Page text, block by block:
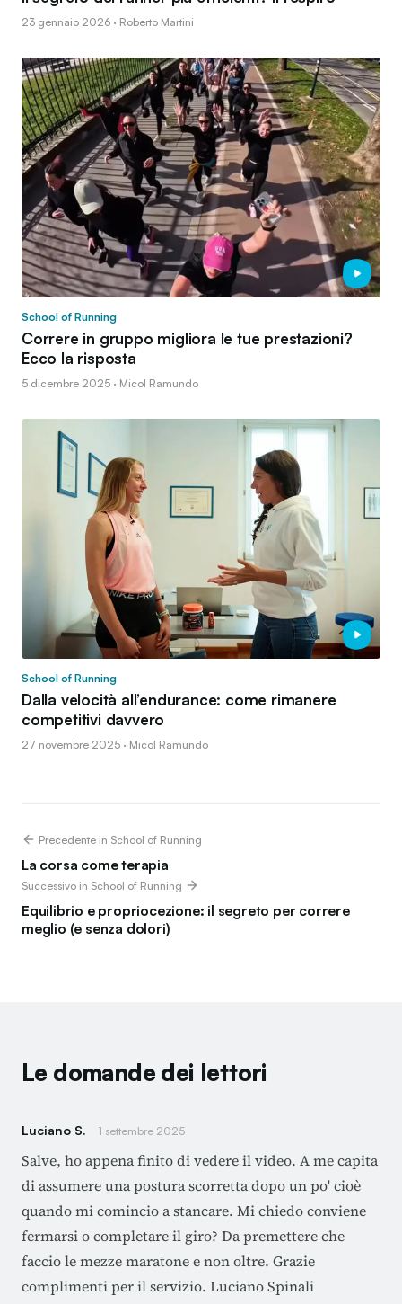
23 gennaio 2026 · Roberto Martini
School of Running
Correre in gruppo migliora le tue prestazioni?
Ecco la risposta
5 dicembre 2025 · Micol Ramundo
School of Running
Dalla velocità all’endurance: come rimanere
competitivi davvero
27 novembre 2025 · Micol Ramundo
Precedente in School of Running
La corsa come terapia
Successivo in School of Running
Equilibrio e propriocezione: il segreto per correre
meglio (e senza dolori)
Le domande dei lettori
Luciano S. 1 settembre 2025
Salve, ho appena finito di vedere il video. A me capita
di assumere una postura scorretta dopo un po' cioè
quando mi comincio a stancare. Mi chiedo conviene
fermarsi o completare il giro? Da premettere che
faccio le mezze maratone e non oltre. Grazie
complimenti per il servizio. Luciano Spinali